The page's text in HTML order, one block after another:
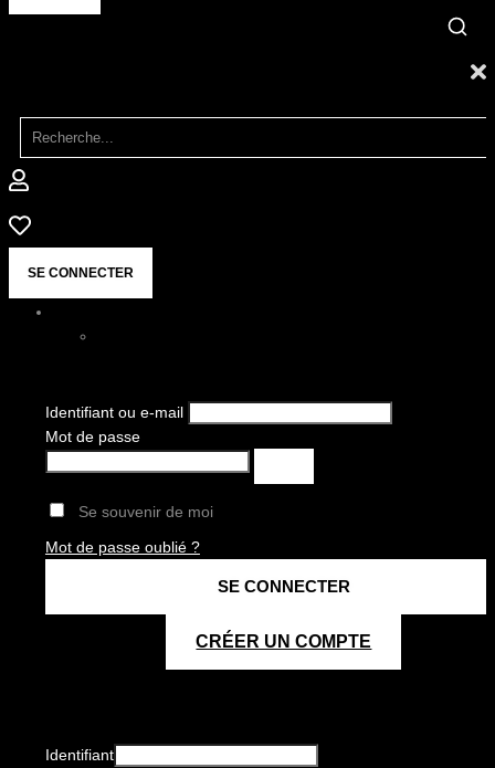
SE CONNECTER
Identifiant ou e-mail
Mot de passe
Se souvenir de moi
Mot de passe oublié ?
CRÉER UN COMPTE
Identifiant